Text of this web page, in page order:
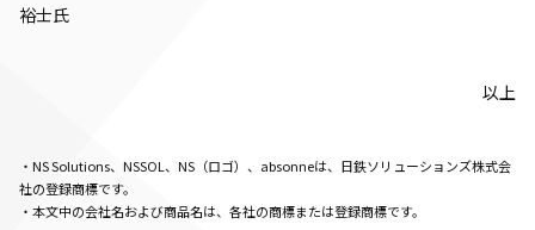
裕士氏
以上
・NS Solutions、NSSOL、NS（ロゴ）、absonneは、日鉄ソリューションズ株式会
社の登録商標です。
・本文中の会社名および商品名は、各社の商標または登録商標です。